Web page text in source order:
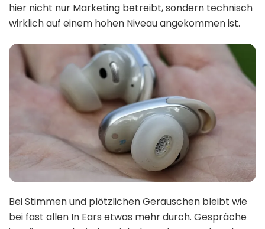
hier nicht nur Marketing betreibt, sondern technisch
wirklich auf einem hohen Niveau angekommen ist.
Bei Stimmen und plötzlichen Geräuschen bleibt wie
bei fast allen In Ears etwas mehr durch. Gespräche